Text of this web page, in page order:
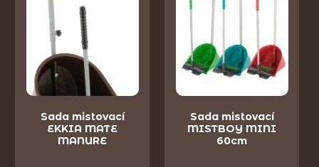
Sada mistovací
EKKIA MATE
MANURE
Sada mistovací
MISTBOY MINI
60cm